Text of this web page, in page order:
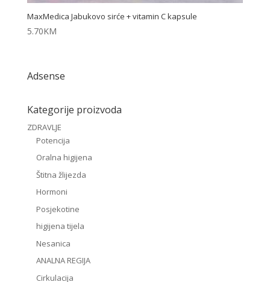
MaxMedica Jabukovo sirće + vitamin C kapsule
5.70KM
Adsense
Kategorije proizvoda
ZDRAVLJE
Potencija
Oralna higijena
Štitna žlijezda
Hormoni
Posjekotine
higijena tijela
Nesanica
ANALNA REGIJA
Cirkulacija